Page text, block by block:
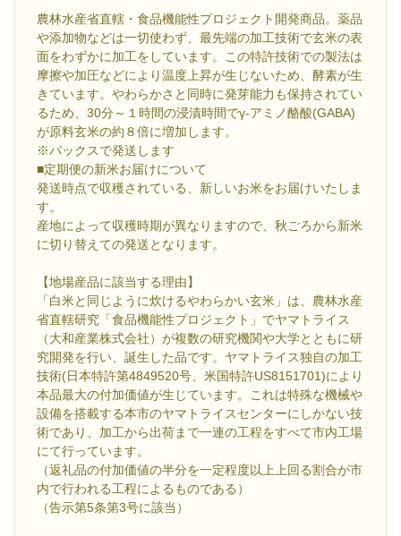
農林水産省直轄・食品機能性プロジェクト開発商品。薬品
や添加物などは一切使わず、最先端の加工技術で玄米の表
面をわずかに加工をしています。この特許技術での製法は
摩擦や加圧などにより温度上昇が生じないため、酵素が生
きています。やわらかさと同時に発芽能力も保持されてい
るため、30分～１時間の浸漬時間でγ-アミノ酪酸(GABA)
が原料玄米の約８倍に増加します。
※バックスで発送します
■定期便の新米お届けについて
発送時点で収穫されている、新しいお米をお届けいたしま
す。
産地によって収穫時期が異なりますので、秋ごろから新米
に切り替えての発送となります。
【地場産品に該当する理由】
「白米と同じように炊けるやわらかい玄米」は、農林水産
省直轄研究「食品機能性プロジェクト」でヤマトライス
（大和産業株式会社）が複数の研究機関や大学とともに研
究開発を行い、誕生した品です。ヤマトライス独自の加工
技術(日本特許第4849520号、米国特許US8151701)により
本品最大の付加価値が生じています。これは特殊な機械や
設備を搭載する本市のヤマトライスセンターにしかない技
術であり、加工から出荷まで一連の工程をすべて市内工場
にて行っています。
（返礼品の付加価値の半分を一定程度以上上回る割合が市
内で行われる工程によるものである）
（告示第5条第3号に該当）